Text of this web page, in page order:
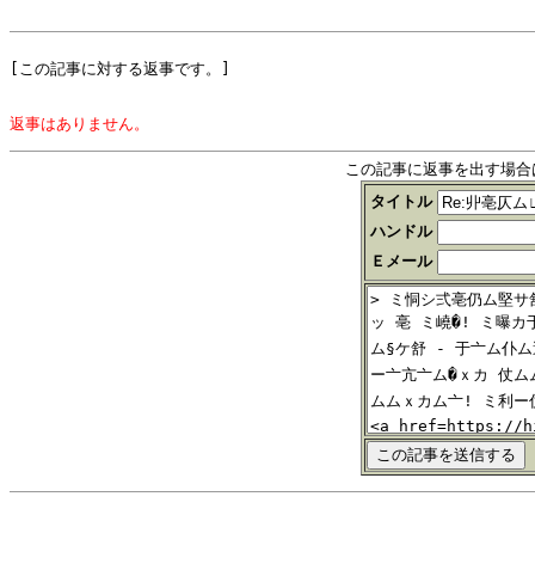
[この記事に対する返事です。]
返事はありません。
この記事に返事を出す場
タイトル
ハンドル
Ｅメール